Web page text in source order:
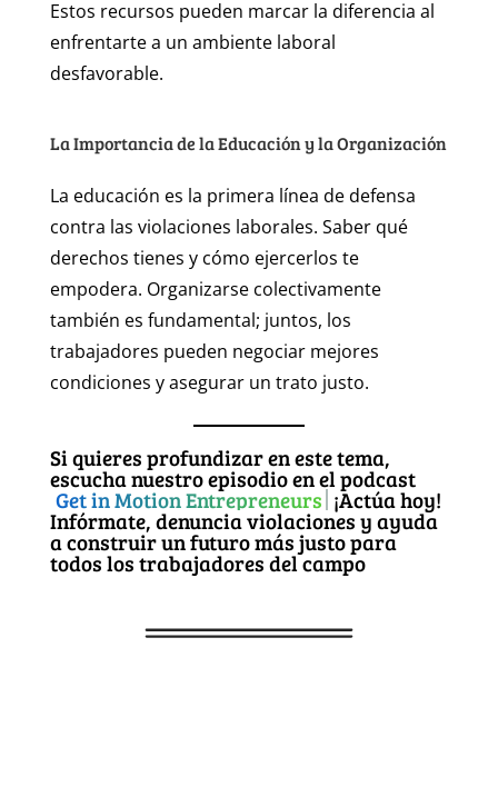
Estos recursos pueden marcar la diferencia al
enfrentarte a un ambiente laboral
desfavorable.
La Importancia de la Educación y la Organización
La educación es la primera línea de defensa
contra las violaciones laborales. Saber qué
derechos tienes y cómo ejercerlos te
empodera. Organizarse colectivamente
también es fundamental; juntos, los
trabajadores pueden negociar mejores
condiciones y asegurar un trato justo.
Si quieres profundizar en este tema,
escucha nuestro episodio en el podcast
Get in Motion Entrepreneurs¡Actúa hoy!
Infórmate, denuncia violaciones y ayuda
a construir un futuro más justo para
todos los trabajadores del campo